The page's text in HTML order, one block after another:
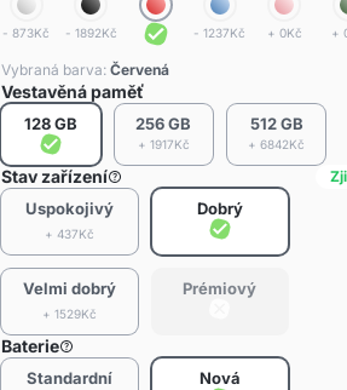
- 873Kč - 1892Kč - 1237Kč + 0Kč +
Vybraná barva:Červená
Vestavěná paměť
128 GB 256 GB
+ 1917Kč
512 GB
+ 6842Kč
Stav zařízení
Uspokojivý
+ 437Kč
Dobrý
Velmi dobrý
+ 1529Kč
Prémiový
Baterie
Standardní Nová